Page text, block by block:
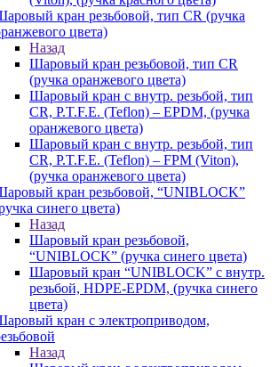
кран резьбовой, тип CR (ручка
цвета)
Назад
Шаровый кран резьбовой, тип CR
(ручка оранжевого цвета)
Шаровый кран с внутр. резьбой, тип
CR, P.T.F.E. (Teflon) – EPDM, (ручка
оранжевого цвета)
Шаровый кран с внутр. резьбой, тип
CR, P.T.F.E. (Teflon) – FPM (Viton),
(ручка оранжевого цвета)
кран резьбовой, “UNIBLOCK”
синего цвета)
Назад
Шаровый кран резьбовой,
“UNIBLOCK” (ручка синего цвета)
Шаровый кран “UNIBLOCK” с внутр.
резьбой, HDPE-EPDM, (ручка синего
цвета)
кран с электроприводом,
Назад